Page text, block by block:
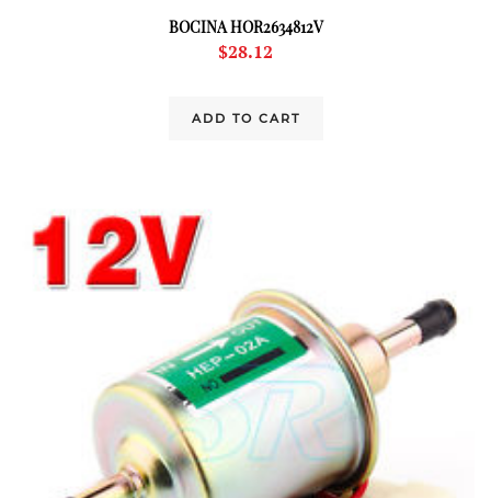
BOCINA HOR2634812V
$28.12
ADD TO CART